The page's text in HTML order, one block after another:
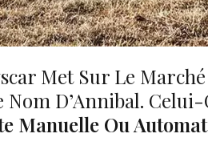
Met Sur Le
D’Annibal.
Manuelle Ou